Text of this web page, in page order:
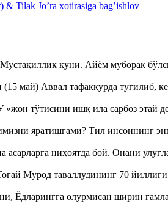
& Tilak Jo’ra xotirasiga bag’ishlov
Мустақиллик куни. Айём муборак
май) Аввал тафаккурда туғилиб,
тўтисини ишқ ила сарбоз этай
яратишгами? Тил инсоннинг
асарларга ниҳоятда бой. Онани
Мурод таваллудининг 70
Ёдларингга олурмисан ширин